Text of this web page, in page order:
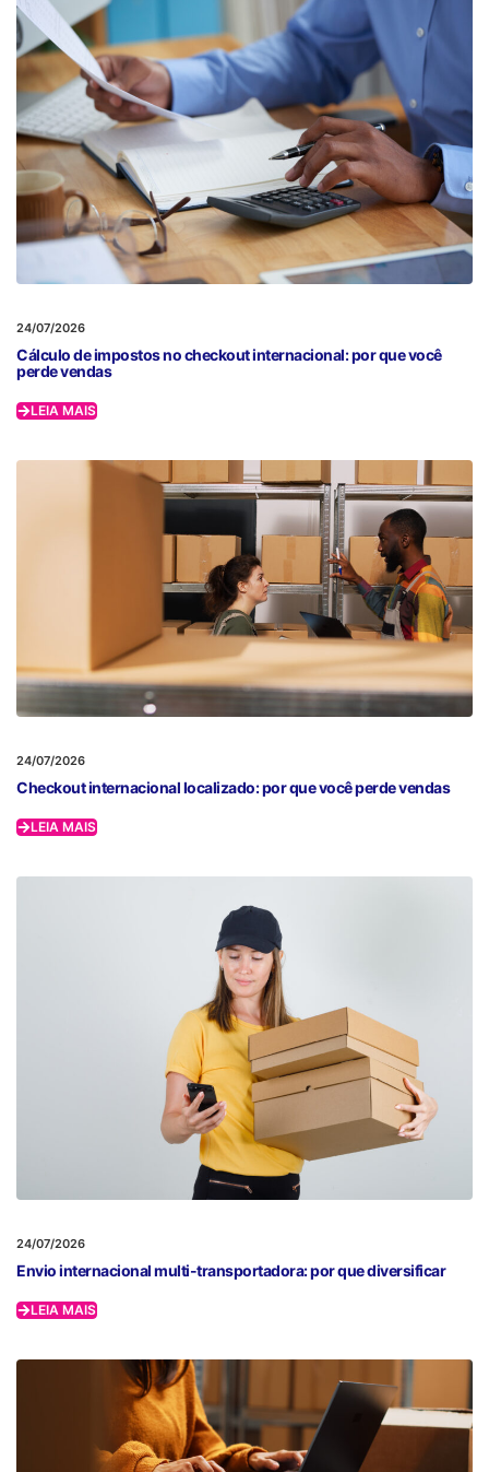
24/07/2026
Cálculo de impostos no checkout internacional: por que você
perde vendas
LEIA MAIS
24/07/2026
Checkout internacional localizado: por que você perde vendas
LEIA MAIS
24/07/2026
Envio internacional multi-transportadora: por que diversificar
LEIA MAIS